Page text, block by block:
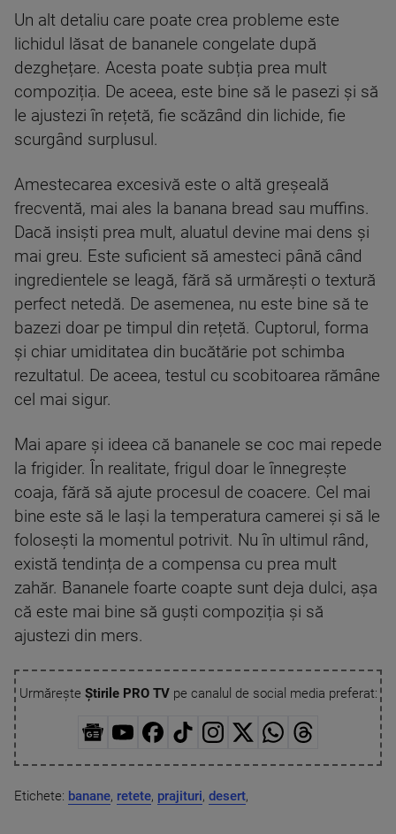
Un alt detaliu care poate crea probleme este
lichidul lăsat de bananele congelate după
dezghețare. Acesta poate subția prea mult
compoziția. De aceea, este bine să le pasezi și să
le ajustezi în rețetă, fie scăzând din lichide, fie
scurgând surplusul.
Amestecarea excesivă este o altă greșeală
frecventă, mai ales la banana bread sau muffins.
Dacă insiști prea mult, aluatul devine mai dens și
mai greu. Este suficient să amesteci până când
ingredientele se leagă, fără să urmărești o textură
perfect netedă. De asemenea, nu este bine să te
bazezi doar pe timpul din rețetă. Cuptorul, forma
și chiar umiditatea din bucătărie pot schimba
rezultatul. De aceea, testul cu scobitoarea rămâne
cel mai sigur.
Mai apare și ideea că bananele se coc mai repede
la frigider. În realitate, frigul doar le înnegrește
coaja, fără să ajute procesul de coacere. Cel mai
bine este să le lași la temperatura camerei și să le
folosești la momentul potrivit. Nu în ultimul rând,
există tendința de a compensa cu prea mult
zahăr. Bananele foarte coapte sunt deja dulci, așa
că este mai bine să guști compoziția și să
ajustezi din mers.
Urmărește Știrile PRO TVpe canalul de social media preferat:
Etichete: banane, retete, prajituri, desert,